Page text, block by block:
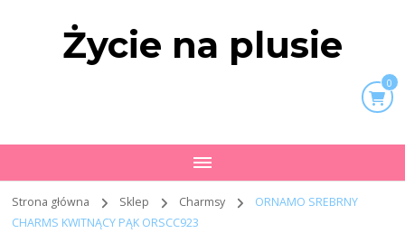
Życie na plusie
0
Strona główna Sklep Charmsy
ORNAMO SREBRNY
CHARMS KWITNĄCY PĄK ORSCC923